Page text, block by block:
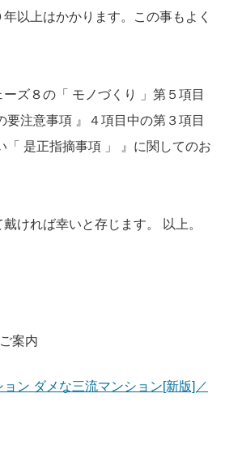
以上はかかります。この事もよく
ズ８の「 モノづくり 」第５項目
要注意事項 』４項目中の第３項目
「 是正指摘事項 」 』に関してのお
ければ幸いと存じます。 以上。
案内
ン ダメな三流マンション[新版]／